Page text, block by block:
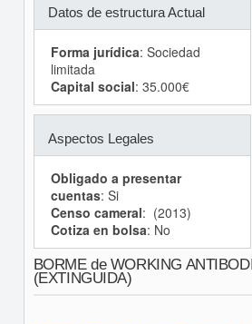
Datos de estructura Actual
Forma jurídica: Sociedad
limitada
Capital social: 35.000€
Aspectos Legales
Obligado a presentar
cuentas: Si
Censo cameral: (2013)
Cotiza en bolsa: No
BORME de WORKING
(EXTINGUIDA)